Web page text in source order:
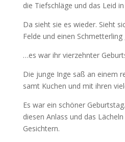
die Tiefschläge und das Leid
Da sieht sie es wieder. Sieht
Felde und einen
…es war ihr vierzehnter
Die junge Inge saß an einem
samt Kuchen und mit ihren
Es war ein schöner
diesen Anlass und das
Gesichtern.